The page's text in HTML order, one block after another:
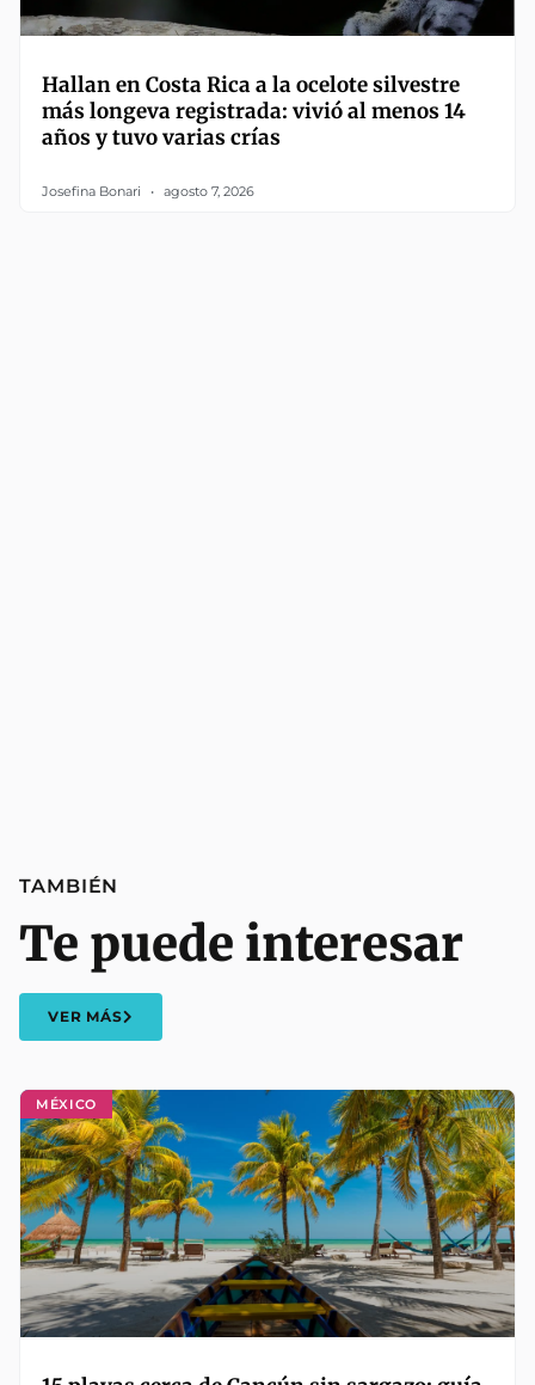
Hallan en Costa Rica a la ocelote silvestre
más longeva registrada: vivió al menos 14
años y tuvo varias crías
Josefina Bonari agosto 7, 2026
MÉXICO
TAMBIÉN
Te puede interesar
VER MÁS